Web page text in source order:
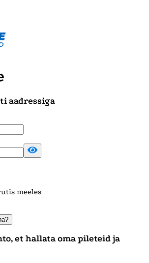
aadressiga
meeles
et hallata oma pileteid ja